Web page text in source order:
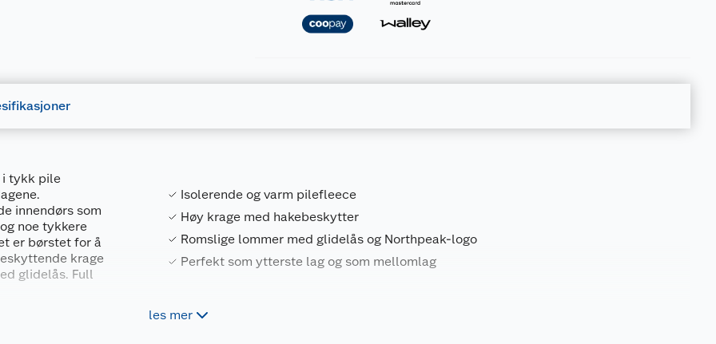
i tykk pile
innendørs som
noe tykkere
er børstet for å
krage
glidelås. Full
Isolerende og varm pilefleece
Høy krage med hakebeskytter
Romslige lommer med glidelås og Northpeak-logo
Perfekt som ytterste lag og som mellomlag
les merForpakningsmål